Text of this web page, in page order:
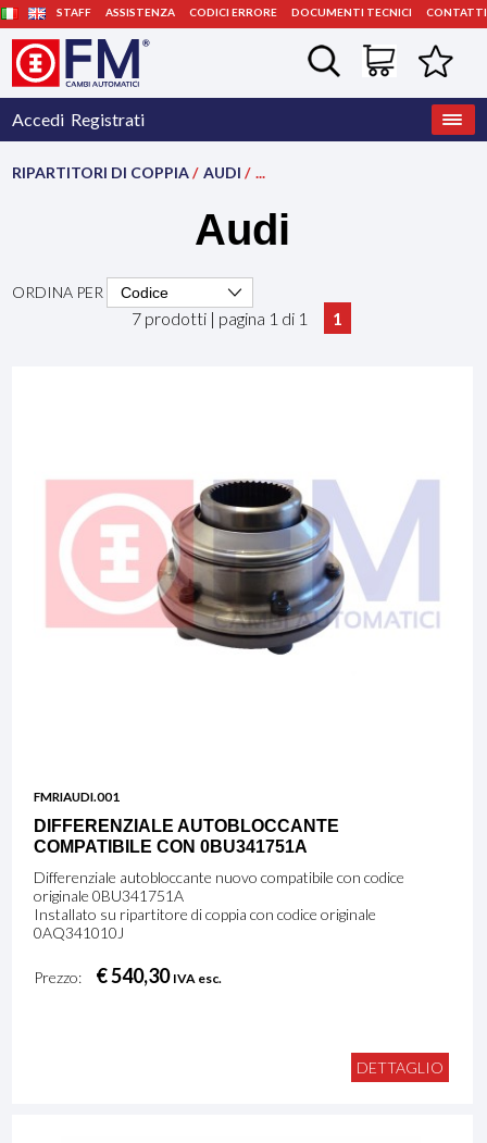
STAFF ASSISTENZA CODICI ERRORE DOCUMENTI TECNICI CONTATTI
Accedi Registrati
RIPARTITORI DI COPPIA/ AUDI / ...
Audi
ORDINA PER
7 prodotti | pagina 1 di 1 1
FMRIAUDI.001
DIFFERENZIALE AUTOBLOCCANTE
COMPATIBILE CON 0BU341751A
Differenziale autobloccante nuovo compatibile con codice
originale 0BU341751A
Installato su ripartitore di coppia con codice originale
0AQ341010J
Prezzo: € 540,30 IVA esc.
DETTAGLIO